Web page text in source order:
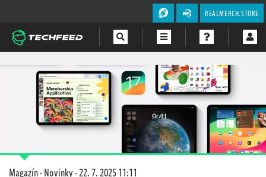
REALMERCH.STORE
Magazín
Soutěže
Magazín·Novinky·22. 7. 2025 11:11